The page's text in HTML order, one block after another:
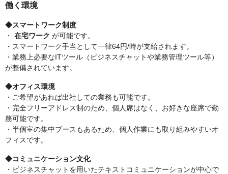
働く環境
◆スマートワーク制度
・ 在宅ワーク が可能です。
・スマートワーク手当として一律64円/時が支給されます。
・業務上必要なITツール（ビジネスチャットや業務管理ツール等）
が整備されています。
◆オフィス環境
・ご希望があれば出社しての業務も可能です。
・完全フリーアドレス制のため、個人席はなく、お好きな座席で勤
務可能です。
・半個室の集中ブースもあるため、個人作業にも取り組みやすいオ
フィスです。
◆コミュニケーション文化
・ビジネスチャットを用いたテキストコミュニケーションが中心で